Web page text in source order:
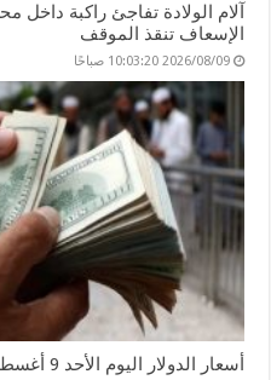
آلام الولادة تفاجئ راكبة
الإسعاف تنقذ الموقف
2026/08/09 10:03:20 صباحًا
أسعار الدولار اليوم الأحد 9 أغسطس 2026